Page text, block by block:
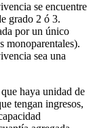
se encuentre
grado 2 ó 3.
por un único
monoparentales).
sea una
haya unidad de
tengan ingresos,